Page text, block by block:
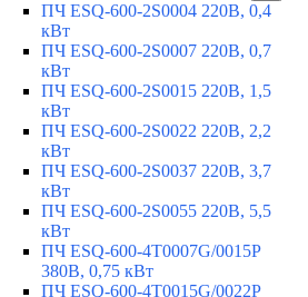
ПЧ ESQ-600-2S0004 220В, 0,4
кВт
ПЧ ESQ-600-2S0007 220В, 0,7
кВт
ПЧ ESQ-600-2S0015 220В, 1,5
кВт
ПЧ ESQ-600-2S0022 220В, 2,2
кВт
ПЧ ESQ-600-2S0037 220В, 3,7
кВт
ПЧ ESQ-600-2S0055 220В, 5,5
кВт
ПЧ ESQ-600-4T0007G/0015P
380В, 0,75 кВт
ПЧ ESQ-600-4T0015G/0022P